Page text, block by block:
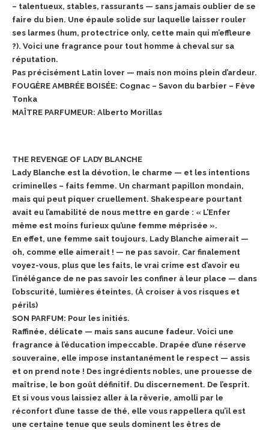
– talentueux, stables, rassurants — sans jamais oublier de se
faire du bien. Une épaule solide sur laquelle laisser rouler
ses larmes (hum, protectrice only, cette main qui m’effleure
?). Voici une fragrance pour tout homme à cheval sur sa
réputation.
Pas précisément Latin lover — mais non moins plein d’ardeur.
FOUGÈRE AMBRÉE BOISÉE: Cognac – Savon du barbier – Fève
Tonka
MAÎTRE PARFUMEUR: Alberto Morillas
THE REVENGE OF LADY BLANCHE
Lady Blanche est la dévotion, le charme — et les intentions
criminelles – faits femme. Un charmant papillon mondain,
mais qui peut piquer cruellement. Shakespeare pourtant
avait eu l’amabilité de nous mettre en garde : « L’Enfer
même est moins furieux qu’une femme méprisée ».
En effet, une femme sait toujours. Lady Blanche aimerait —
oh, comme elle aimerait ! — ne pas savoir. Car finalement
voyez-vous, plus que les faits, le vrai crime est d’avoir eu
l’inélégance de ne pas savoir les confiner à leur place — dans
l’obscurité, lumières éteintes. (À croiser à vos risques et
périls)
SON PARFUM: Pour les initiés.
Raffinée, délicate — mais sans aucune fadeur. Voici une
fragrance à l’éducation impeccable. Drapée d’une réserve
souveraine, elle impose instantanément le respect — assis
et on prend note ! Des ingrédients nobles, une prouesse de
maîtrise, le bon goût définitif. Du discernement. De l’esprit.
Et si vous vous laissiez aller à la rêverie, amolli par le
réconfort d’une tasse de thé, elle vous rappellera qu’il est
une certaine tenue que seuls dominent les êtres de